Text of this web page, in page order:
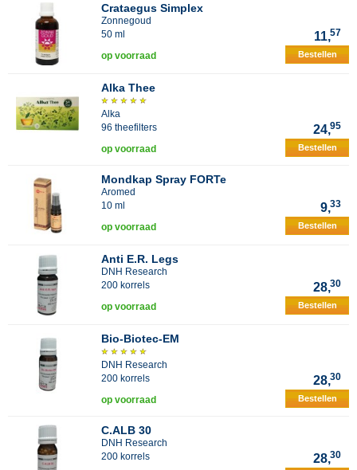
Crataegus Simplex
Zonnegoud
50 ml
11,57
op voorraad Bestellen
Alka Thee
Alka
96 theefilters
24,95
op voorraad Bestellen
Mondkap Spray FORTe
Aromed
10 ml
9,33
op voorraad Bestellen
Anti E.R. Legs
DNH Research
200 korrels
28,30
op voorraad Bestellen
Bio-Biotec-EM
DNH Research
200 korrels
28,30
op voorraad Bestellen
C.ALB 30
DNH Research
200 korrels
28,30